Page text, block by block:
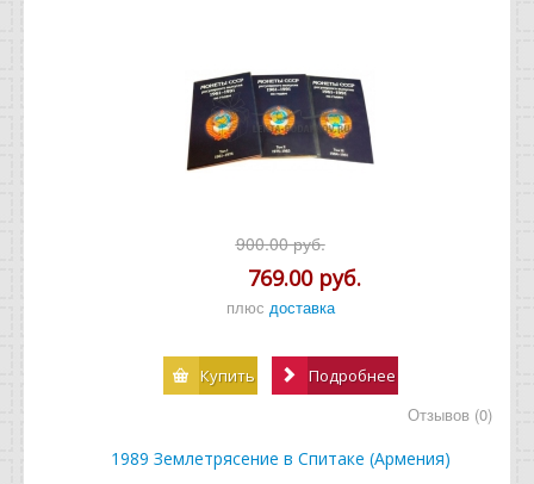
900.00 руб.
769.00 руб.
плюс доставка
Купить Подробнее
Отзывов (0)
1989 Землетрясение в Спитаке (Армения)